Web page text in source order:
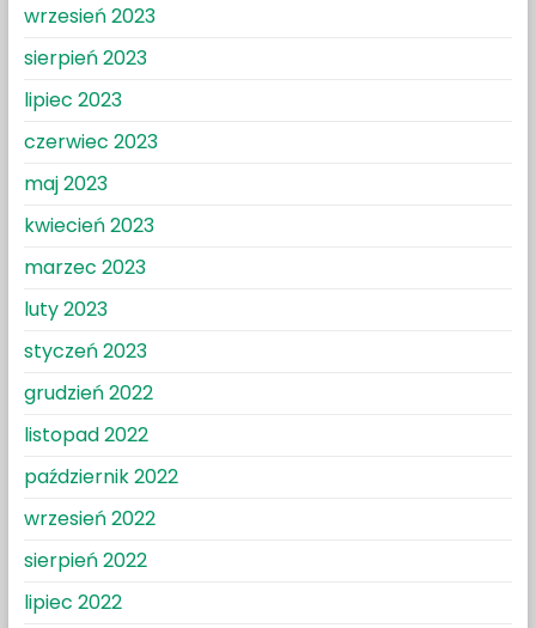
wrzesień 2023
sierpień 2023
lipiec 2023
czerwiec 2023
maj 2023
kwiecień 2023
marzec 2023
luty 2023
styczeń 2023
grudzień 2022
listopad 2022
październik 2022
wrzesień 2022
sierpień 2022
lipiec 2022